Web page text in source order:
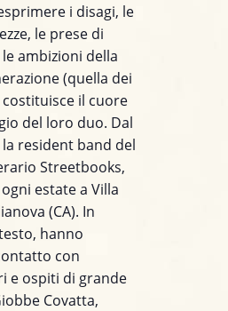
i disagi, le
le prese di
ambizioni della
(quella dei
il cuore
del loro duo. Dal
resident band del
Streetbooks,
estate a Villa
(CA). In
hanno
con
e ospiti di grande
Covatta,